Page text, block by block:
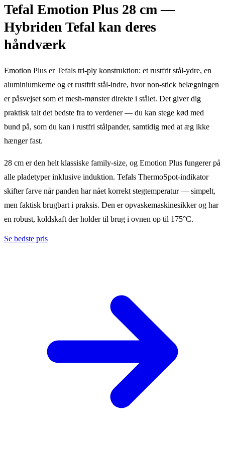
Tefal Emotion Plus 28 cm —
Hybriden Tefal kan deres
håndværk
Emotion Plus er Tefals tri-ply konstruktion: et rustfrit stål-ydre, en
aluminiumkerne og et rustfrit stål-indre, hvor non-stick belægningen
er påsvejset som et mesh-mønster direkte i stålet. Det giver dig
praktisk talt det bedste fra to verdener — du kan stege kød med
bund på, som du kan i rustfri stål­pander, samtidig med at æg ikke
hænger fast.
28 cm er den helt klassiske family-size, og Emotion Plus fungerer på
alle pladetyper inklusive induktion. Tefals ThermoSpot-indikator
skifter farve når panden har nået korrekt stegtemperatur — simpelt,
men faktisk brugbart i praksis. Den er opvaskemaskine­sikker og har
en robust, kold­skaft der holder til brug i ovnen op til 175°C.
Se bedste pris